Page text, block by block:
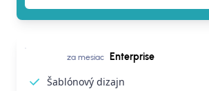
za mesiac Enterprise
Šablónový dizajn